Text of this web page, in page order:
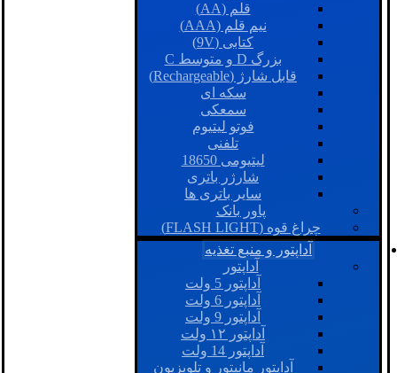
قلم (AA)
نیم قلم (AAA)
کتابی (9V)
بزرگ D و متوسط C
قابل شارژ (Rechargeable)
سکه ای
سمعکی
فوتو لیتیوم
تلفنی
لیتیومی 18650
شارژر باتری
سایر باتری ها
پاور بانک
چراغ قوه (FLASH LIGHT)
آداپتور و منبع تغذیه
آداپتور
آداپتور 5 ولت
آداپتور 6 ولت
آداپتور 9 ولت
آداپتور ۱۲ ولت
آداپتور 14 ولت
آداپتور مانیتور و تلویزیون